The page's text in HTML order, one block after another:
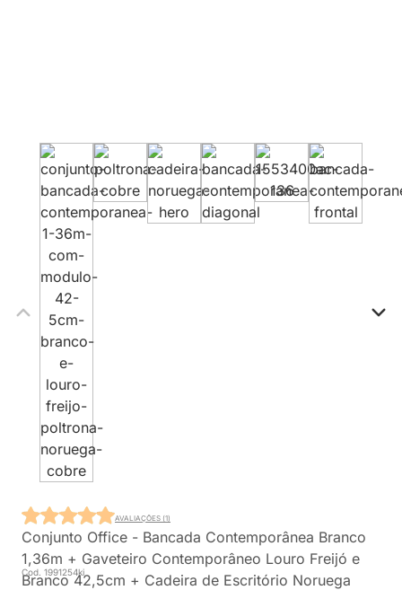
Conjunto Office - Bancada Contemporânea Branco
1,36m + Gaveteiro Contemporâneo Louro Freijó e
Branco 42,5cm + Cadeira de Escritório Noruega
Cod. 1991254ki
AVALIAÇÕES (1)